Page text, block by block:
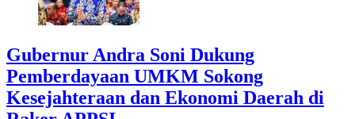
Gubernur Andra Soni Dukung
Pemberdayaan UMKM Sokong
Kesejahteraan dan Ekonomi Daerah di